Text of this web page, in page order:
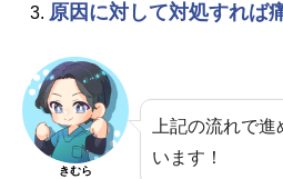
原因に対して対処すれば
きむら
上記の流れで
います！